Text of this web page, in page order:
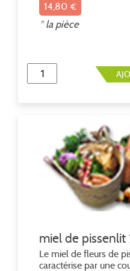
14,80 €
* la pièce
miel de pissenlit
Le miel de fleurs de
caractérise par une